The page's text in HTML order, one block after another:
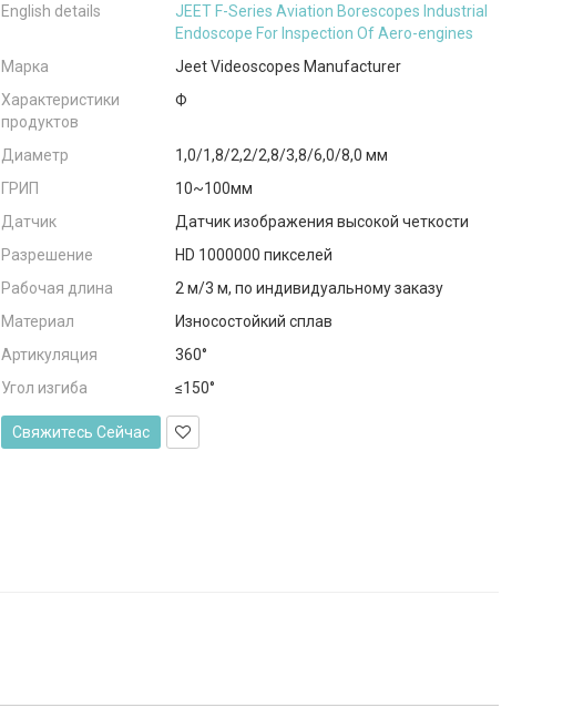
English details
JEET F-Series Aviation Borescopes Industrial
Endoscope For Inspection Of Aero-engines
Марка
Jeet Videoscopes Manufacturer
Характеристики
продуктов
Ф
Диаметр
1,0/1,8/2,2/2,8/3,8/6,0/8,0 мм
ГРИП
10~100мм
Датчик
Датчик изображения высокой четкости
Разрешение
HD 1000000 пикселей
Рабочая длина
2 м/3 м, по индивидуальному заказу
Материал
Износостойкий сплав
Артикуляция
360°
Угол изгиба
≤150°
Свяжитесь Сейчас